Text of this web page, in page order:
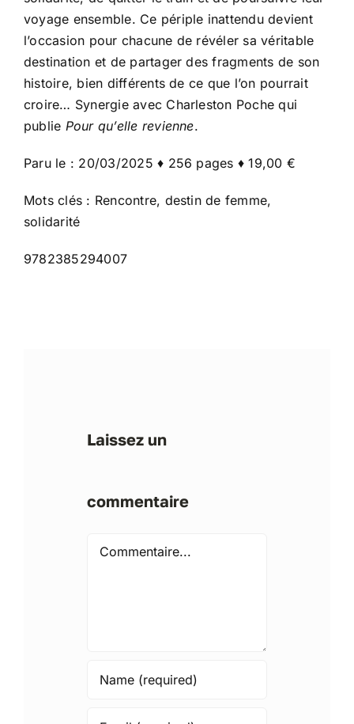
voyage ensemble. Ce périple inattendu devient
l’occasion pour chacune de révéler sa véritable
destination et de partager des fragments de son
histoire, bien différents de ce que l’on pourrait
croire… Synergie avec Charleston Poche qui
publie Pour qu’elle revienne.
Paru le : 20/03/2025 ♦ 256 pages ♦ 19,00 €
Mots clés : Rencontre, destin de femme,
solidarité
9782385294007
Laissez un
commentaire